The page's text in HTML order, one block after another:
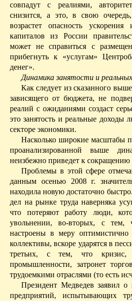
совпадут с реалиями,
снизится, а это, в свою
возрастет опасность
капиталов из России
может не справиться с
прибегнуть к «услугам»
денег».
Динамика занятости и
Как следует из сказанного
зависящего от бюджета, не
реалий с ожиданиями создаст
это занятость и реальные доходы
секторе экономики.
Насколько широкие масштабы
проанализированной выше
неизбежно приведет к сокращению
Проблемы в этой сфере
данным осенью 2008 г.
находила новую достаточно
дел на рынке труда наверняка
что потеряют работу люди,
увольнении, во-вторых, с тем,
настроены в меру оптимистично
коллективы, вскоре ударятся в
третьих, с тем, что
промышленности, затронет
трудоемкими отраслями (то есть
Президент Медведев заявил
предприятий, испытывающих